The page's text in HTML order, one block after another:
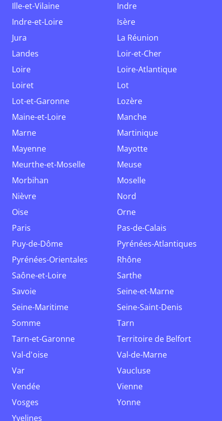
Ille-et-Vilaine
Indre
Indre-et-Loire
Isère
Jura
La Réunion
Landes
Loir-et-Cher
Loire
Loire-Atlantique
Loiret
Lot
Lot-et-Garonne
Lozère
Maine-et-Loire
Manche
Marne
Martinique
Mayenne
Mayotte
Meurthe-et-Moselle
Meuse
Morbihan
Moselle
Nièvre
Nord
Oise
Orne
Paris
Pas-de-Calais
Puy-de-Dôme
Pyrénées-Atlantiques
Pyrénées-Orientales
Rhône
Saône-et-Loire
Sarthe
Savoie
Seine-et-Marne
Seine-Maritime
Seine-Saint-Denis
Somme
Tarn
Tarn-et-Garonne
Territoire de Belfort
Val-d'oise
Val-de-Marne
Var
Vaucluse
Vendée
Vienne
Vosges
Yonne
Yvelines